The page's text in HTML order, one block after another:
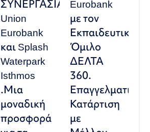
ΣΥΝΕΡΓΑΣΙΑ
Union
Eurobank
και Splash
Waterpark
Isthmos
.Μια
μοναδική
προσφορά
Eurobank
με τον
Εκπαιδευτικό
Όμιλο
ΔΕΛΤΑ
360.
Επαγγελματική
Κατάρτιση
με